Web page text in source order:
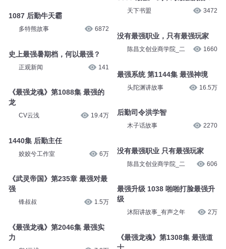
1087 后勤牛天霸
多特熊故事 6872
史上最强暑期档，何以最强？
正观新闻 141
《最强龙魂》第1088集 最强的
龙
CV云浅 19.4万
1440集 后勤主任
姣姣兮工作室 6万
《武灵帝国》第235章 最强对最
强
锋叔叔 1.5万
《最强龙魂》第2046集 最强实
力
天下书盟 3472
没有最强职业，只有最强玩家
陈昌文创业商学院_二 1660
最强系统 第1144集 最强神境
头陀渊讲故事 16.5万
后勤司令洪学智
木子话故事 2270
没有最强职业 只有最强玩家
陈昌文创业商学院_二 606
最强升级 1038 啪啪打脸最强升
级
沐阳讲故事_有声之年 2万
《最强龙魂》第1308集 最强道